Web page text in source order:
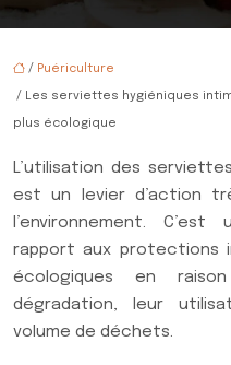
/ Puériculture
/ Les serviettes hygiéniques
plus écologique
L’utilisation des
est un levier d’action
l’environnement.
rapport aux protections
écologiques en
dégradation, leur
volume de déchets.